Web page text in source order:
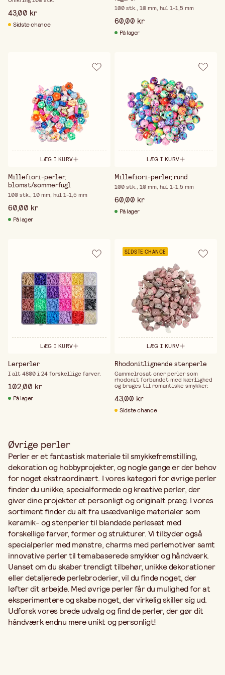
43,00 kr
Sidste chance
100 stk., 10 mm, hul 1-1,5 mm
60,00 kr
På lager
LÆG I KURV
Millefiori-perler,
blomst/sommerfugl
100 stk., 10 mm, hul 1-1,5 mm
60,00 kr
På lager
LÆG I KURV
Millefiori-perler, rund
100 stk., 10 mm, hul 1-1,5 mm
60,00 kr
På lager
LÆG I KURV
Lerperler
I alt 4800 i 24 forskellige farver.
102,00 kr
På lager
SIDSTE CHANCE
LÆG I KURV
Rhodonitlignende stenperle
Gammelrosat oner perler som
rhodonit forbundet med kærlighed
og bruges til romantiske smykker.
43,00 kr
Sidste chance
Øvrige perler
Perler er et fantastisk materiale til smykkefremstilling,
dekoration og hobbyprojekter, og nogle gange er der behov
for noget ekstraordinært. I vores kategori for øvrige perler
finder du unikke, specialformede og kreative perler, der
giver dine projekter et personligt og originalt præg. I vores
sortiment finder du alt fra usædvanlige materialer som
keramik- og stenperler til blandede perlesæt med
forskellige farver, former og strukturer. Vi tilbyder også
specialperler med mønstre, charms med perlemotiver samt
innovative perler til temabaserede smykker og håndværk.
Uanset om du skaber trendigt tilbehør, unikke dekorationer
eller detaljerede perlebroderier, vil du finde noget, der
løfter dit arbejde. Med øvrige perler får du mulighed for at
eksperimentere og skabe noget, der virkelig skiller sig ud.
Udforsk vores brede udvalg og find de perler, der gør dit
håndværk endnu mere unikt og personligt!